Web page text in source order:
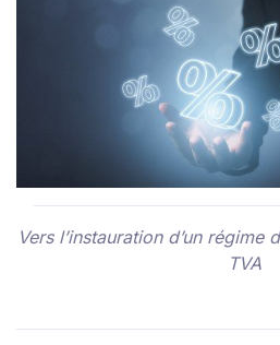
Vers l’instauration d’un
TVA